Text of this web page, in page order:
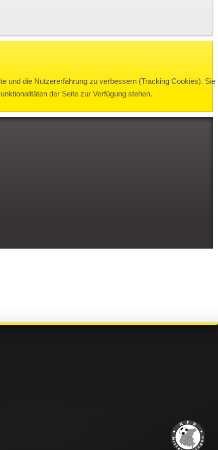
und die Nutzererfahrung zu verbessern (Tracking Cookies). Sie
der Seite zur Verfügung stehen.